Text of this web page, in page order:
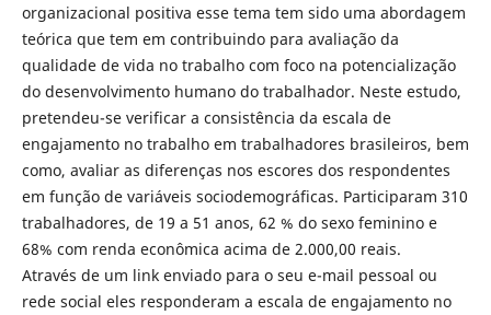
organizacional positiva esse tema tem sido uma abordagem
teórica que tem em contribuindo para avaliação da
qualidade de vida no trabalho com foco na potencialização
do desenvolvimento humano do trabalhador. Neste estudo,
pretendeu-se verificar a consistência da escala de
engajamento no trabalho em trabalhadores brasileiros, bem
como, avaliar as diferenças nos escores dos respondentes
em função de variáveis sociodemográficas. Participaram 310
trabalhadores, de 19 a 51 anos, 62 % do sexo feminino e
68% com renda econômica acima de 2.000,00 reais.
Através de um link enviado para o seu e-mail pessoal ou
rede social eles responderam a escala de engajamento no